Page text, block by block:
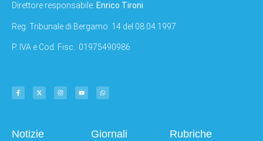
Direttore responsabile: Enrico Tironi
Reg: Tribunale di Bergamo: 14 del 08.04.1997
P. IVA e Cod. Fisc.: 01975490986
Notizie Giornali Rubriche